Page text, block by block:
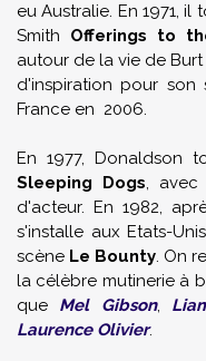
eu Australie. En 1971,
Smith Offerings to
autour de la vie de
d'inspiration pour son
France en 2006.
En 1977, Donaldson
Sleeping Dogs,
d'acteur. En 1982,
s'installe aux Etats-
scène Le Bounty. On
la célèbre mutinerie à
que Mel Gibson,
Laurence Olivier.